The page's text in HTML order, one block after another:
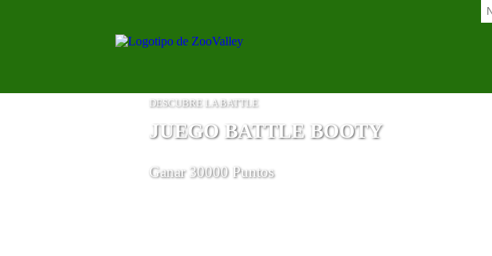
DESCUBRE LA BATTLE
JUEGO BATTLE BOOTY
Ganar 30000 Puntos
una PC para juegos HP Victus de 15,6"